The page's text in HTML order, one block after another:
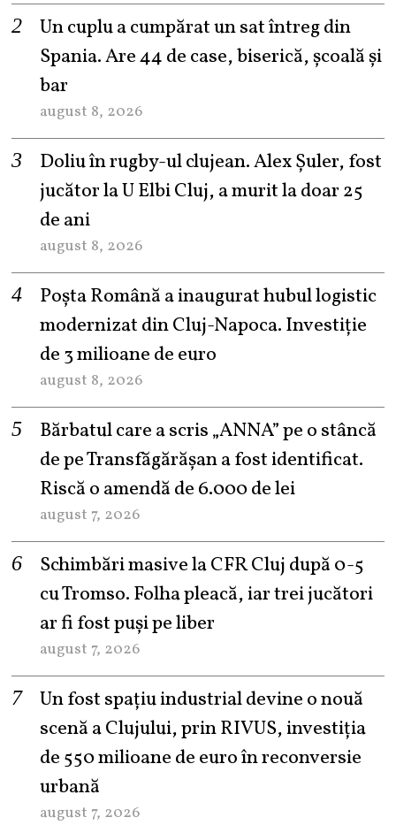
Un cuplu a cumpărat un sat întreg din
Spania. Are 44 de case, biserică, școală și
bar
august 8, 2026
Doliu în rugby-ul clujean. Alex Șuler, fost
jucător la U Elbi Cluj, a murit la doar 25
de ani
august 8, 2026
Poșta Română a inaugurat hubul logistic
modernizat din Cluj-Napoca. Investiție
de 3 milioane de euro
august 8, 2026
Bărbatul care a scris „ANNA” pe o stâncă
de pe Transfăgărășan a fost identificat.
Riscă o amendă de 6.000 de lei
august 7, 2026
Schimbări masive la CFR Cluj după 0-5
cu Tromso. Folha pleacă, iar trei jucători
ar fi fost puși pe liber
august 7, 2026
Un fost spațiu industrial devine o nouă
scenă a Clujului, prin RIVUS, investiția
de 550 milioane de euro în reconversie
urbană
august 7, 2026